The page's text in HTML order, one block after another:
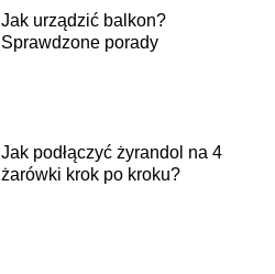
Jak urządzić balkon?
Sprawdzone porady
Jak podłączyć żyrandol na 4
żarówki krok po kroku?